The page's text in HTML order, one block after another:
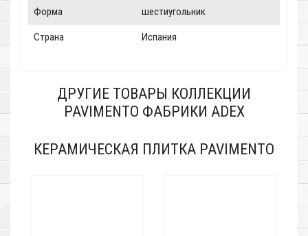
Форма шестиугольник
Страна Испания
ДРУГИЕ ТОВАРЫ КОЛЛЕКЦИИ
PAVIMENTO ФАБРИКИ ADEX
КЕРАМИЧЕСКАЯ ПЛИТКА PAVIMENTO